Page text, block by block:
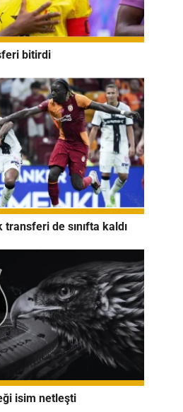
bitirdi
transferi de sınıfta kaldı
isim netleşti